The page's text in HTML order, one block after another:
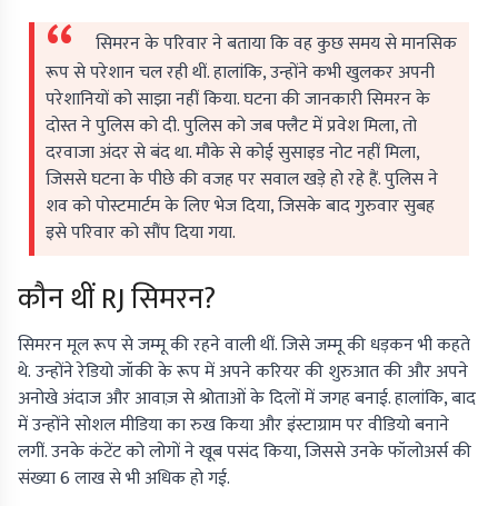
सिमरन के परिवार ने बताया कि वह कुछ समय से मानसिक
रूप से परेशान चल रही थीं. हालांकि, उन्होंने कभी खुलकर अपनी
परेशानियों को साझा नहीं किया. घटना की जानकारी सिमरन के
दोस्त ने पुलिस को दी. पुलिस को जब फ्लैट में प्रवेश मिला, तो
दरवाजा अंदर से बंद था. मौके से कोई सुसाइड नोट नहीं मिला,
जिससे घटना के पीछे की वजह पर सवाल खड़े हो रहे हैं. पुलिस ने
शव को पोस्टमार्टम के लिए भेज दिया, जिसके बाद गुरुवार सुबह
इसे परिवार को सौंप दिया गया.
कौन थीं RJ सिमरन?
सिमरन मूल रूप से जम्मू की रहने वाली थीं. जिसे जम्मू की धड़कन भी कहते
थे. उन्होंने रेडियो जॉकी के रूप में अपने करियर की शुरुआत की और अपने
अनोखे अंदाज और आवाज़ से श्रोताओं के दिलों में जगह बनाई. हालांकि, बाद
में उन्होंने सोशल मीडिया का रुख किया और इंस्टाग्राम पर वीडियो बनाने
लगीं. उनके कंटेंट को लोगों ने खूब पसंद किया, जिससे उनके फॉलोअर्स की
संख्या 6 लाख से भी अधिक हो गई.